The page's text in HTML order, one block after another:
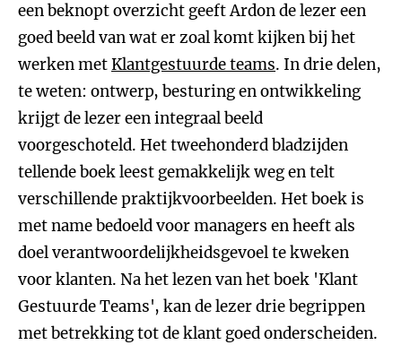
een beknopt overzicht geeft Ardon de lezer een
goed beeld van wat er zoal komt kijken bij het
werken metKlantgestuurde teams. In drie delen,
te weten: ontwerp, besturing en ontwikkeling
krijgt de lezer een integraal beeld
voorgeschoteld. Het tweehonderd bladzijden
tellende boek leest gemakkelijk weg en telt
verschillende praktijkvoorbeelden. Het boek is
met name bedoeld voor managers en heeft als
doel verantwoordelijkheidsgevoel te kweken
voor klanten. Na het lezen van het boek 'Klant
Gestuurde Teams', kan de lezer drie begrippen
met betrekking tot de klant goed onderscheiden.